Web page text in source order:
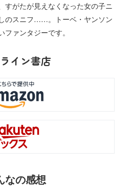
すがたが見えなくなった女の子ニ
のスニフ……。トーベ・ヤンソン
ァンタジーです。
イン書店
なの感想